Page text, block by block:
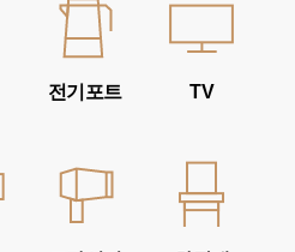
전기포트 TV